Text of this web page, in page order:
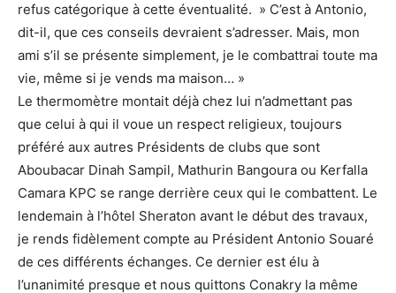
refus catégorique à cette éventualité. » C’est à Antonio,
dit-il, que ces conseils devraient s’adresser. Mais, mon
ami s’il se présente simplement, je le combattrai toute ma
vie, même si je vends ma maison… »
Le thermomètre montait déjà chez lui n’admettant pas
que celui à qui il voue un respect religieux, toujours
préféré aux autres Présidents de clubs que sont
Aboubacar Dinah Sampil, Mathurin Bangoura ou Kerfalla
Camara KPC se range derrière ceux qui le combattent. Le
lendemain à l’hôtel Sheraton avant le début des travaux,
je rends fidèlement compte au Président Antonio Souaré
de ces différents échanges. Ce dernier est élu à
l’unanimité presque et nous quittons Conakry la même